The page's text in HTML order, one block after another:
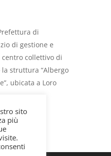
di
di gestione e
collettivo di
struttura “Albergo
ubicata a Loro
sito
più